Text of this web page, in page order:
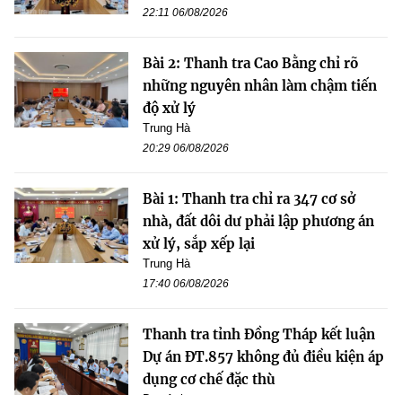
22:11 06/08/2026
Bài 2: Thanh tra Cao Bằng chỉ rõ
những nguyên nhân làm chậm tiến
độ xử lý
Trung Hà
20:29 06/08/2026
Bài 1: Thanh tra chỉ ra 347 cơ sở
nhà, đất dôi dư phải lập phương án
xử lý, sắp xếp lại
Trung Hà
17:40 06/08/2026
Thanh tra tỉnh Đồng Tháp kết luận
Dự án ĐT.857 không đủ điều kiện áp
dụng cơ chế đặc thù